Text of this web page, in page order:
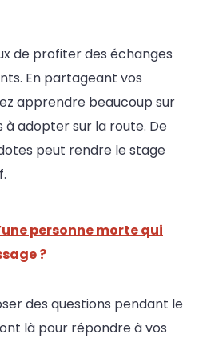
de profiter des échanges
En partageant vos
apprendre beaucoup sur
adopter sur la route. De
peut rendre le stage
personne morte qui
?
des questions pendant le
là pour répondre à vos